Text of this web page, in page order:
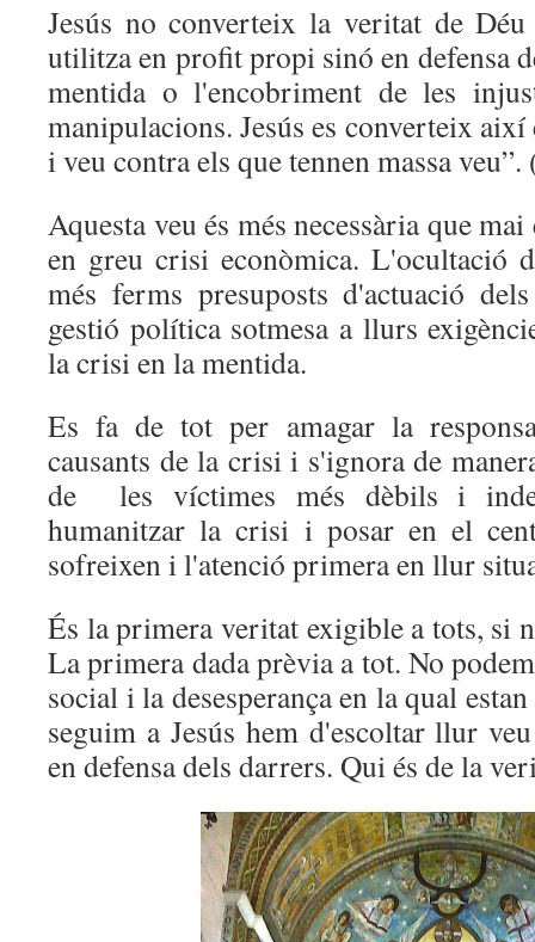
Jesús no converteix la veritat de
utilitza en profit propi sinó en defensa
mentida o l'encobriment de les
manipulacions. Jesús es converteix així
i veu contra els que tennen massa
Aquesta veu és més necessària que
en greu crisi econòmica. L'ocultació
més ferms presuposts d'actuació
gestió política sotmesa a llurs
la crisi en la mentida.
Es fa de tot per amagar la
causants de la crisi i s'ignora de
de les víctimes més dèbils i
humanitzar la crisi i posar en el
sofreixen i l'atenció primera en llur
És la primera veritat exigible a tots, si
La primera dada prèvia a tot. No
social i la desesperança en la qual
seguim a Jesús hem d'escoltar llur
en defensa dels darrers. Qui és de la